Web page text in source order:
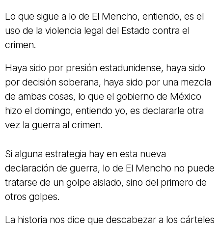
Lo que sigue a lo de El Mencho, entiendo, es el
uso de la violencia legal del Estado contra el
crimen.
Haya sido por presión estadunidense, haya sido
por decisión soberana, haya sido por una mezcla
de ambas cosas, lo que el gobierno de México
hizo el domingo, entiendo yo, es declararle otra
vez la guerra al crimen.
Si alguna estrategia hay en esta nueva
declaración de guerra, lo de El Mencho no puede
tratarse de un golpe aislado, sino del primero de
otros golpes.
La historia nos dice que descabezar a los cárteles